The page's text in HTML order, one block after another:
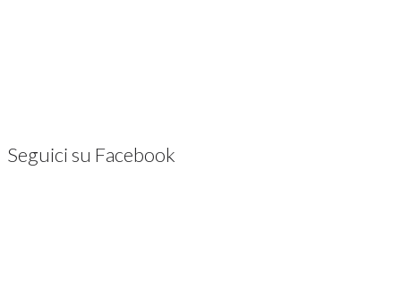
Seguici su Facebook